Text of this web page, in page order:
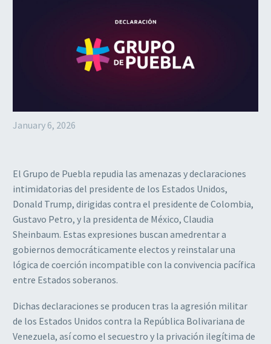
January 6, 2026
El Grupo de Puebla repudia las amenazas y declaraciones
intimidatorias del presidente de los Estados Unidos,
Donald Trump, dirigidas contra el presidente de Colombia,
Gustavo Petro, y la presidenta de México, Claudia
Sheinbaum. Estas expresiones buscan amedrentar a
gobiernos democráticamente electos y reinstalar una
lógica de coerción incompatible con la convivencia pacífica
entre Estados soberanos.
Dichas declaraciones se producen tras la agresión militar
de los Estados Unidos contra la República Bolivariana de
Venezuela, así como el secuestro y la privación ilegítima de